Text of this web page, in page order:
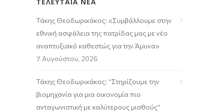
ΤΕΛΕΥΤΑΙΑ ΝΕΑ
Τάκης Θεοδωρικάκος: «Συμβάλλουμε στην
εθνική ασφάλεια της πατρίδας μας με νέο
αναπτυξιακό καθεστώς για την Άμυνα»
7 Αυγούστου, 2026
Τάκης Θεοδωρικάκος: “Στηρίζουμε την
βιομηχανία για μια οικονομία πιο
ανταγωνιστική με καλύτερους μισθούς”